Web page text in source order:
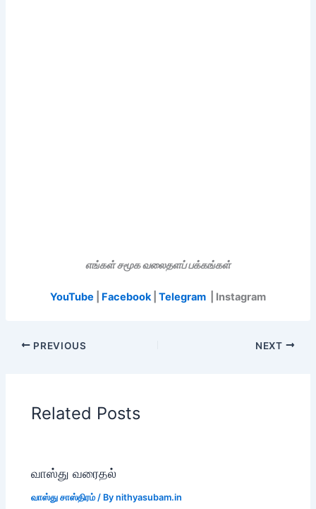
எங்கள் சமூக வலைதளப் பக்கங்கள்
YouTube Facebook| Telegram | Instagram
PREVIOUS NEXT
Related Posts
வாஸ்து வரைதல்
வாஸ்து சாஸ்திரம்/ Bynithyasubam.in